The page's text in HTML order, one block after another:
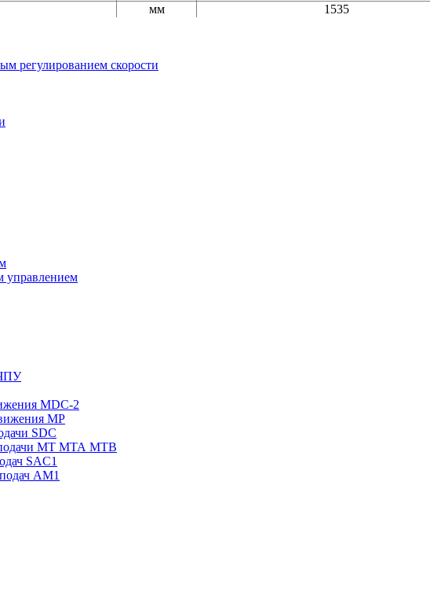
мм 1535
регулированием скорости
управлением
MDC-2
МР
SDC
подачи МТ МТА МТВ
SAC1
AM1